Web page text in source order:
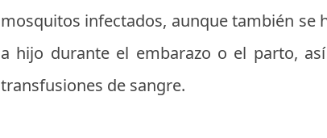
mosquitos infectados, aunque también se
a hijo durante el embarazo o el parto,
transfusiones de sangre.